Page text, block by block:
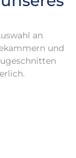
an
und